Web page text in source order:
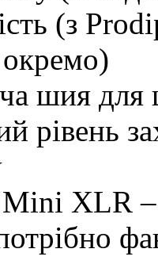
(з
окремо)
шия
рівень
XLR